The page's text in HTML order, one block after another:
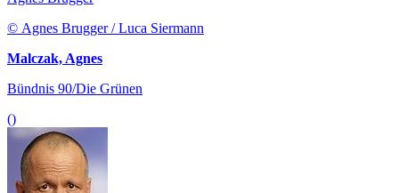
© Agnes Brugger / Luca Siermann
Malczak, Agnes
Bündnis 90/Die Grünen
()